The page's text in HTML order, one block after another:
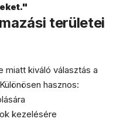
területei
miatt kiváló választás a
hasznos:
kezelésére